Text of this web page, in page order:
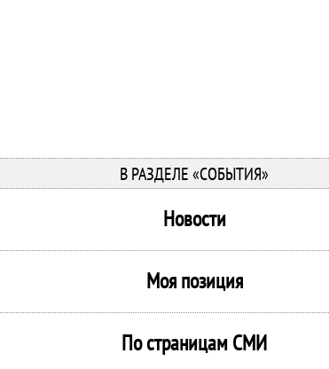
В РАЗДЕЛЕ «СОБЫТИЯ»
Новости
Моя позиция
По страницам СМИ